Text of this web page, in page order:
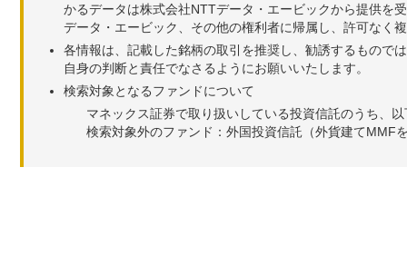
かるデータは株式会社NTTデータ・エービックから提供を
データ・エービック、その他の権利者に帰属し、許可なく
各情報は、記載した銘柄の取引を推奨し、勧誘するもので
自身の判断と責任でなさるようにお願いいたします。
検索対象となるファンドについて
マネックス証券で取り扱いしている投資信託のうち、
検索対象外のファンド：外国投資信託（外貨建てMMF